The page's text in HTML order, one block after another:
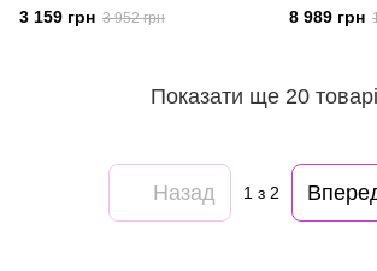
VOPY)
3 159 грн 3 952 грн 8 989 грн
Показати ще 20
Назад 1з 2